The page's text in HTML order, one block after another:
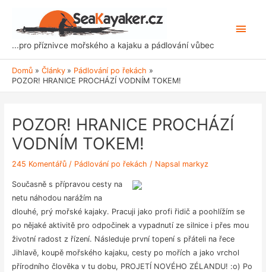
obsah
...pro příznivce mořského a kajaku a pádlování vůbec
Domů Články
Pádlování po řekách
POZOR! HRANICE PROCHÁZÍ VODNÍM TOKEM!
POZOR! HRANICE PROCHÁZÍ
VODNÍM TOKEM!
245 Komentářů / Pádlování po řekách / Napsal markyz
Současně s přípravou cesty na
netu náhodou narážím na
dlouhé, prý mořské kajaky. Pracuji jako profi řidič a poohlížím se
po nějaké aktivitě pro odpočinek a vypadnutí ze silnice i přes mou
životní radost z řízení. Následuje první topení s přáteli na řece
Jihlavě, koupě mořského kajaku, cesty po mořích a jako vrchol
přírodního člověka v tu dobu, PROJETÍ NOVÉHO ZÉLANDU! :o) Po